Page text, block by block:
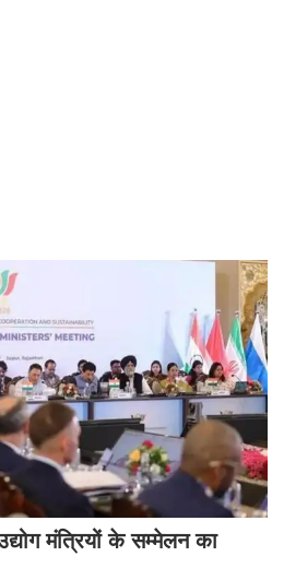
मंत्रियों के सम्मेलन का